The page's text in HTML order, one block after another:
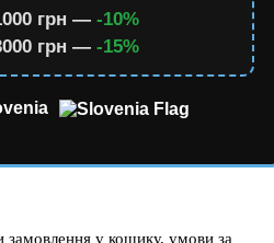
грн — -10%
грн — -15%
замовлення у кошику, умови за